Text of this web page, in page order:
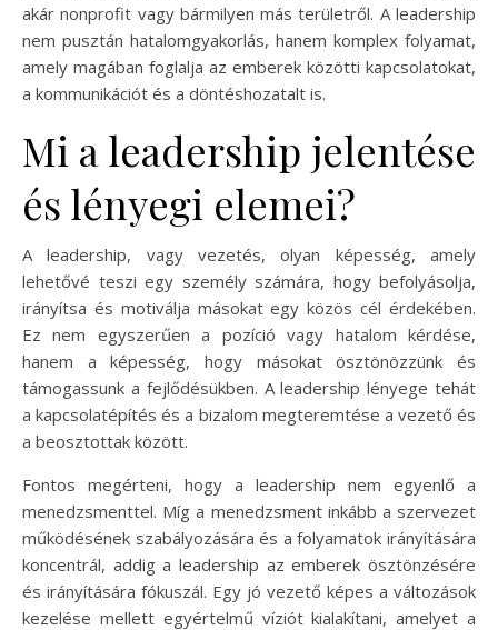
akár nonprofit vagy bármilyen más területről. A leadership
nem pusztán hatalomgyakorlás, hanem komplex folyamat,
amely magában foglalja az emberek közötti kapcsolatokat,
a kommunikációt és a döntéshozatalt is.
Mi a leadership jelentése
és lényegi elemei?
A leadership, vagy vezetés, olyan képesség, amely
lehetővé teszi egy személy számára, hogy befolyásolja,
irányítsa és motiválja másokat egy közös cél érdekében.
Ez nem egyszerűen a pozíció vagy hatalom kérdése,
hanem a képesség, hogy másokat ösztönözzünk és
támogassunk a fejlődésükben. A leadership lényege tehát
a kapcsolatépítés és a bizalom megteremtése a vezető és
a beosztottak között.
Fontos megérteni, hogy a leadership nem egyenlő a
menedzsmenttel. Míg a menedzsment inkább a szervezet
működésének szabályozására és a folyamatok irányítására
koncentrál, addig a leadership az emberek ösztönzésére
és irányítására fókuszál. Egy jó vezető képes a változások
kezelése mellett egyértelmű víziót kialakítani, amelyet a